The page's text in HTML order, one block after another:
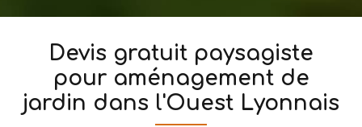
Devis gratuit paysagiste
pour aménagement de
jardin dans l'Ouest Lyonnais